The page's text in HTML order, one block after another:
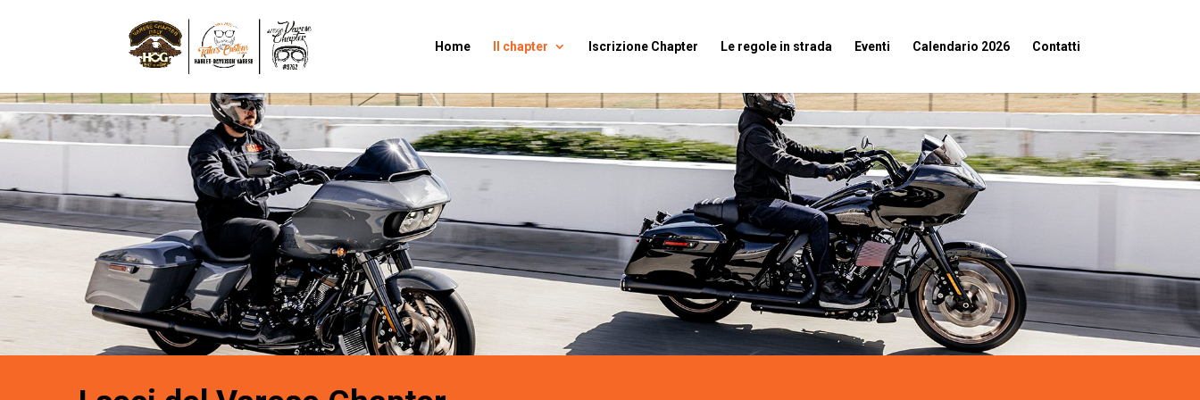
Home Il chapter Iscrizione Chapter Le regole in strada Eventi Calendario 2026 Contatti